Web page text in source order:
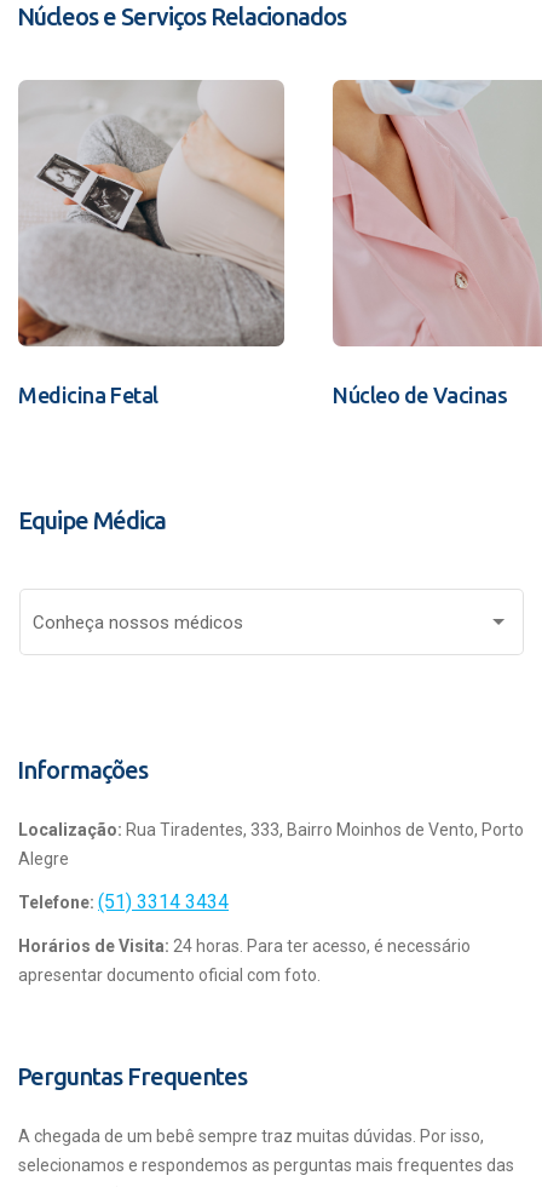
Núcleos e Serviços Relacionados
Medicina Fetal Núcleo de Vacinas
Equipe Médica
Conheça nossos médicos
Informações
Localização: Rua Tiradentes, 333, Bairro Moinhos de Vento, Porto
Alegre
Telefone: (51) 3314 3434
Horários de Visita: 24 horas. Para ter acesso, é necessário
apresentar documento oficial com foto.
Perguntas Frequentes
A chegada de um bebê sempre traz muitas dúvidas. Por isso,
selecionamos e respondemos as perguntas mais frequentes das